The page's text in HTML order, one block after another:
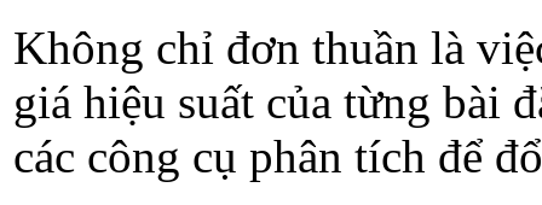
Không chỉ đơn thuần là
giá hiệu suất của từng bài
các công cụ phân tích để